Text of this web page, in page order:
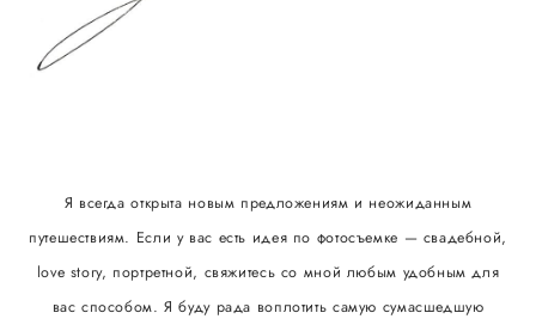
Я всегда открыта новым предложениям и неожиданным
путешествиям. Если у вас есть идея по фотосъемке — свадебной,
love story, портретной, свяжитесь со мной любым удобным для
вас способом. Я буду рада воплотить самую сумасшедшую